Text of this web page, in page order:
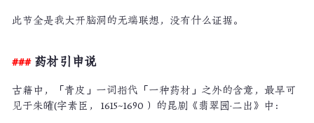
此节全是我大开脑洞的无端联想，没有什么证据。
药材引申说
古籍中，「青皮」一词指代「一种药材」之外的含意，最早可
见于朱㿥(字素臣， 1615~1690 ）的昆剧《翡翠园·二出》中：